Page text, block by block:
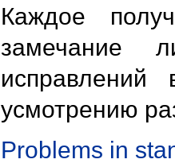
Каждое
замечание
исправлений
усмотрению
Problems in